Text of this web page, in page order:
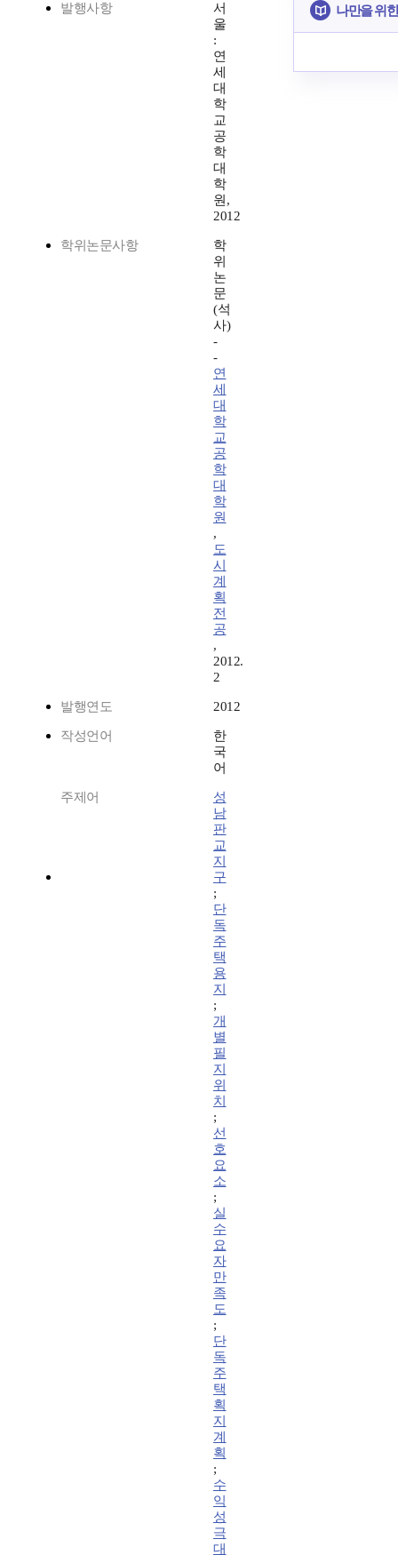
발행사항
서
울
:
연
세
대
학
교
공
학
대
학
원,
2012
학위논문사항
학
위
논
문
(석
사)
-
-
연
세
대
학
교
공
학
대
학
원
,
도
시
계
획
전
공
,
2012.
2
발행연도 2012
작성언어
한
국
어
주제어
성
남
판
교
지
구
;
단
독
주
택
용
지
;
개
별
필
지
위
치
;
선
호
요
소
;
실
수
요
자
만
족
도
;
단
독
주
택
획
지
계
획
;
수
익
성
극
대
나만을 위